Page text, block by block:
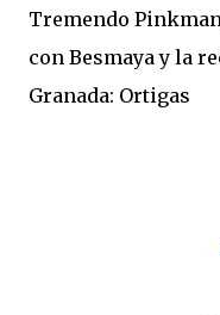
Tremendo
con Besmaya y la
Granada: Ortigas